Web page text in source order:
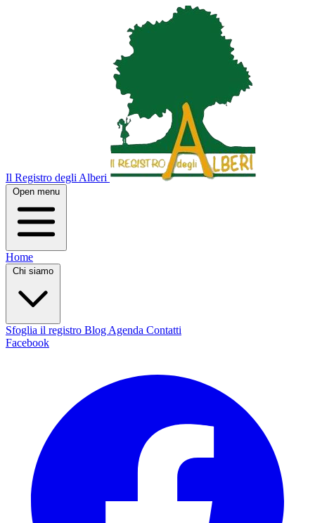
Il Registro degli Alberi
Open menu
Home
Chi siamo
Sfoglia il registro Blog Agenda Contatti
Facebook